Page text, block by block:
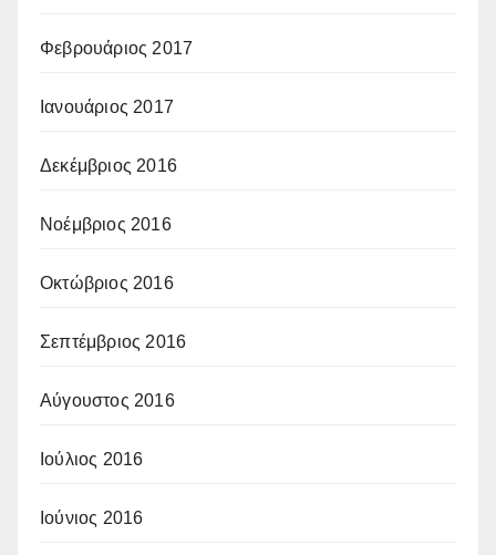
Φεβρουάριος 2017
Ιανουάριος 2017
Δεκέμβριος 2016
Νοέμβριος 2016
Οκτώβριος 2016
Σεπτέμβριος 2016
Αύγουστος 2016
Ιούλιος 2016
Ιούνιος 2016